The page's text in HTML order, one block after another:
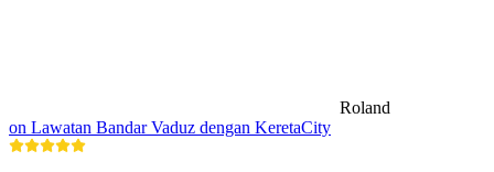
Roland
on Lawatan Bandar Vaduz dengan KeretaCity